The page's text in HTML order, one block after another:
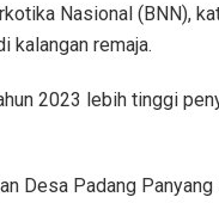
Nasional (BNN),
kalangan remaja.
2023 lebih tinggi
Desa Padang